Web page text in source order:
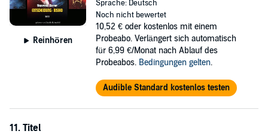
Reinhören
Sprache: Deutsch
Noch nicht bewertet
10,52 € oder kostenlos mit einem
Probeabo. Verlängert sich automatisch
für 6,99 €/Monat nach Ablauf des
Probeabos. Bedingungen gelten.
Audible Standard kostenlos testen
11. Titel